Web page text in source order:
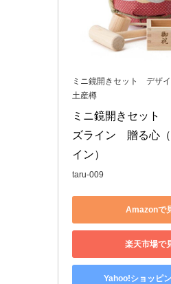
ミニ鏡開きセット デザ
土産樽
ミニ鏡開きセット
ズライン　贈る心
イン）
taru-009
Amazonで
楽天市場で
Yahoo!ショッピ